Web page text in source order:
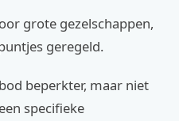
grote gezelschappen,
geregeld.
beperkter, maar niet
specifieke